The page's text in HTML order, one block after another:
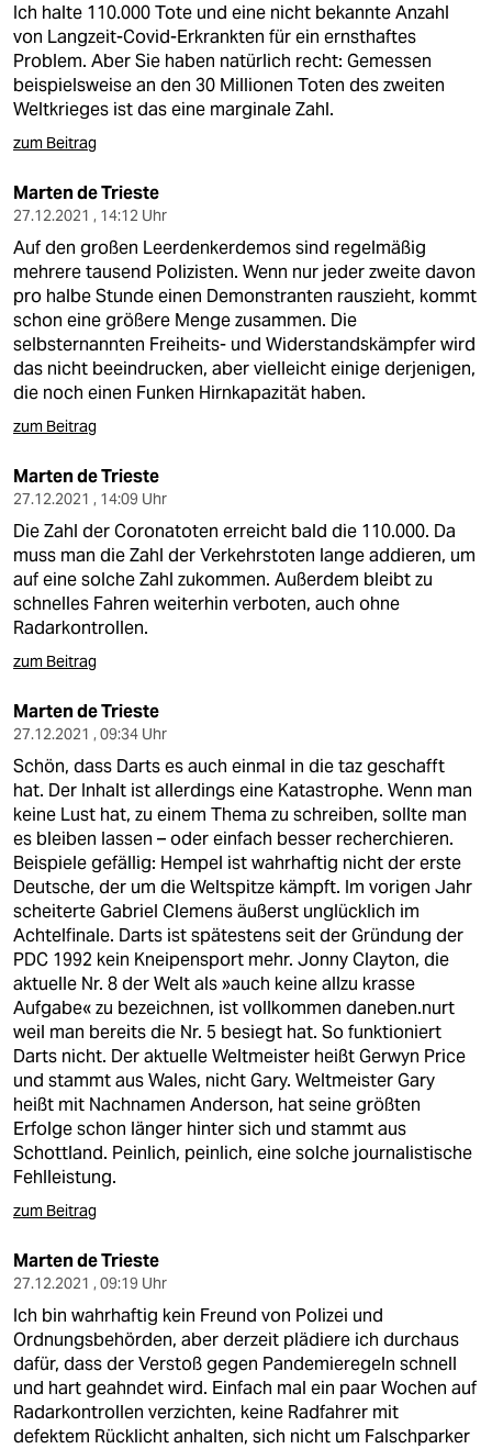
Ich halte 110.000 Tote und eine nicht bekannte Anzahl
von Langzeit-Covid-Erkrankten für ein ernsthaftes
Problem. Aber Sie haben natürlich recht: Gemessen
beispielsweise an den 30 Millionen Toten des zweiten
Weltkrieges ist das eine marginale Zahl.
zum Beitrag
Marten de Trieste
27.12.2021 , 14:12 Uhr
Auf den großen Leerdenkerdemos sind regelmäßig
mehrere tausend Polizisten. Wenn nur jeder zweite davon
pro halbe Stunde einen Demonstranten rauszieht, kommt
schon eine größere Menge zusammen. Die
selbsternannten Freiheits- und Widerstandskämpfer wird
das nicht beeindrucken, aber vielleicht einige derjenigen,
die noch einen Funken Hirnkapazität haben.
zum Beitrag
Marten de Trieste
27.12.2021 , 14:09 Uhr
Die Zahl der Coronatoten erreicht bald die 110.000. Da
muss man die Zahl der Verkehrstoten lange addieren, um
auf eine solche Zahl zukommen. Außerdem bleibt zu
schnelles Fahren weiterhin verboten, auch ohne
Radarkontrollen.
zum Beitrag
Marten de Trieste
27.12.2021 , 09:34 Uhr
Schön, dass Darts es auch einmal in die taz geschafft
hat. Der Inhalt ist allerdings eine Katastrophe. Wenn man
keine Lust hat, zu einem Thema zu schreiben, sollte man
es bleiben lassen – oder einfach besser recherchieren.
Beispiele gefällig: Hempel ist wahrhaftig nicht der erste
Deutsche, der um die Weltspitze kämpft. Im vorigen Jahr
scheiterte Gabriel Clemens äußerst unglücklich im
Achtelfinale. Darts ist spätestens seit der Gründung der
PDC 1992 kein Kneipensport mehr. Jonny Clayton, die
aktuelle Nr. 8 der Welt als »auch keine allzu krasse
Aufgabe« zu bezeichnen, ist vollkommen daneben.nurt
weil man bereits die Nr. 5 besiegt hat. So funktioniert
Darts nicht. Der aktuelle Weltmeister heißt Gerwyn Price
und stammt aus Wales, nicht Gary. Weltmeister Gary
heißt mit Nachnamen Anderson, hat seine größten
Erfolge schon länger hinter sich und stammt aus
Schottland. Peinlich, peinlich, eine solche journalistische
Fehlleistung.
zum Beitrag
Marten de Trieste
27.12.2021 , 09:19 Uhr
Ich bin wahrhaftig kein Freund von Polizei und
Ordnungsbehörden, aber derzeit plädiere ich durchaus
dafür, dass der Verstoß gegen Pandemieregeln schnell
und hart geahndet wird. Einfach mal ein paar Wochen auf
Radarkontrollen verzichten, keine Radfahrer mit
defektem Rücklicht anhalten, sich nicht um Falschparker